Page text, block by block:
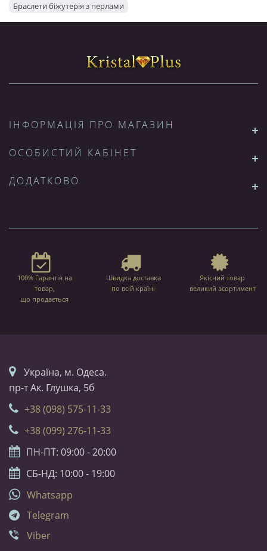
Браслети біжутерія з перлами
ІНФОРМАЦІЯ ПРО МАГАЗИН
ОСОБИСТИЙ КАБІНЕТ
ДОДАТКОВО
100% Гарантія на
товар,
що продається
Швидка доставка
по всій країні
Якісний товар
великий асортимент
Українa, м. Одеса.
пр-т Ак. Глушка, 5б
+38 (098) 575-11-33
+38 (099) 276-11-33
ПН-ПТ: 09:00 - 20:00
СБ-НД: 10:00 - 19:00
Whatsapp
Telegram
Viber